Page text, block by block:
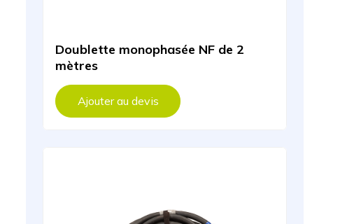
Doublette monophasée NF de 2
mètres
Ajouter au devis